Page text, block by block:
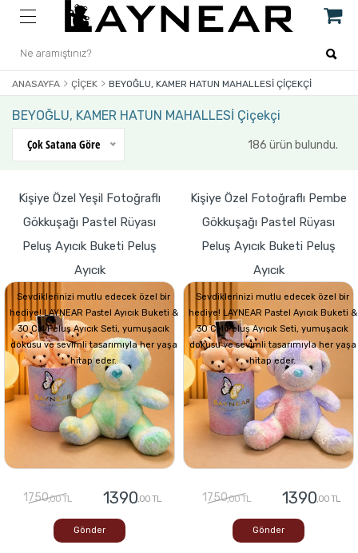
ANASAYFA ÇIÇEK BEYOĞLU, KAMER HATUN MAHALLESİ ÇIÇEKÇI
BEYOĞLU, KAMER HATUN MAHALLESİ Çiçekçi
Çok Satana Göre
186 ürün bulundu.
Kişiye Özel Yeşil Fotoğraflı
Gökkuşağı Pastel Rüyası
Peluş Ayıcık Buketi Peluş
Ayıcık
Sevdiklerinizi mutlu edecek özel bir
hediye! LAYNEAR Pastel Ayıcık Buketi &
30 CM Peluş Ayıcık Seti, yumuşacık
dokusu ve sevimli tasarımıyla her yaşa
hitap eder.
1750,00 TL 1390,00 TL
Gönder
Kişiye Özel Fotoğraflı Pembe
Gökkuşağı Pastel Rüyası
Peluş Ayıcık Buketi Peluş
Ayıcık
Sevdiklerinizi mutlu edecek özel bir
hediye! LAYNEAR Pastel Ayıcık Buketi &
30 CM Peluş Ayıcık Seti, yumuşacık
dokusu ve sevimli tasarımıyla her yaşa
hitap eder.
1750,00 TL 1390,00 TL
Gönder